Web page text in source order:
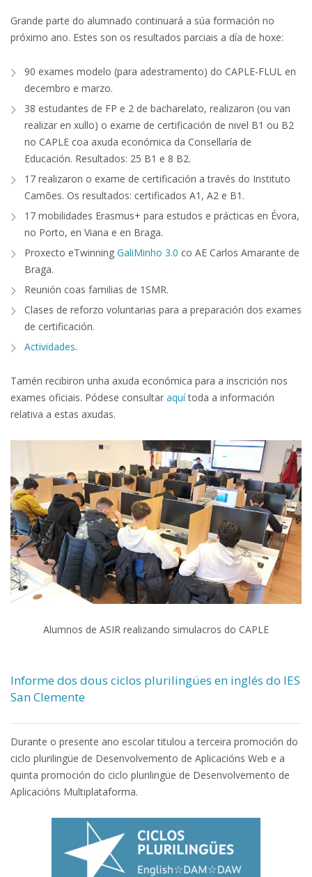
Grande parte do alumnado continuará a súa formación no
próximo ano. Estes son os resultados parciais a día de hoxe:
90 exames modelo (para adestramento) do CAPLE-FLUL en
decembro e marzo.
38 estudantes de FP e 2 de bacharelato, realizaron (ou van
realizar en xullo) o exame de certificación de nivel B1 ou B2
no CAPLE coa axuda económica da Consellaría de
Educación. Resultados: 25 B1 e 8 B2.
17 realizaron o exame de certificación a través do Instituto
Camões. Os resultados: certificados A1, A2 e B1.
17 mobilidades Erasmus+ para estudos e prácticas en Évora,
no Porto, en Viana e en Braga.
Proxecto eTwinning GaliMinho 3.0 co AE Carlos Amarante de
Braga.
Reunión coas familias de 1SMR.
Clases de reforzo voluntarias para a preparación dos exames
de certificación.
Actividades.
Tamén recibiron unha axuda económica para a inscrición nos
exames oficiais. Pódese consultar aquítoda a información
relativa a estas axudas.
Alumnos de ASIR realizando simulacros do CAPLE
Informe dos dous ciclos plurilingües en inglés do IES
San Clemente
Durante o presente ano escolar titulou a terceira promoción do
ciclo plurilingüe de Desenvolvemento de Aplicacións Web e a
quinta promoción do ciclo plurilingüe de Desenvolvemento de
Aplicacións Multiplataforma.